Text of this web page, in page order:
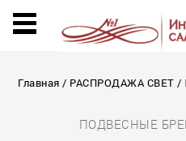
Главная / РАСПРОДАЖА СВЕТ /
ПОДВЕСНЫЕ